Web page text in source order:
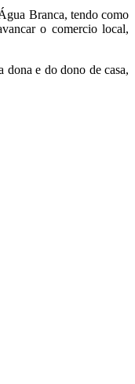
Branca, tendo como
o comercio local,
dona e do dono de casa,